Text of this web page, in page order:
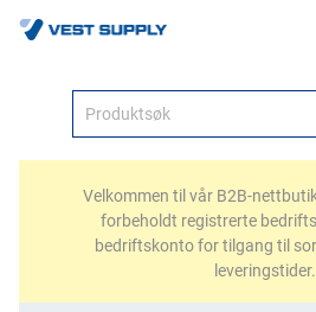
Velkommen til vår B2B-
forbeholdt registrerte
bedriftskonto for tilgang til
leveringstider.